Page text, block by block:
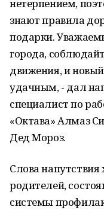
нетерпением,
знают правила
подарки.
города,
движения, и
удачным, - дал
специалист по
«Октава» Алмаз
Дед Мороз.
Слова напутствия
родителей,
системы